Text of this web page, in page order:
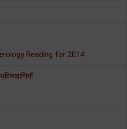
Reading for 2014